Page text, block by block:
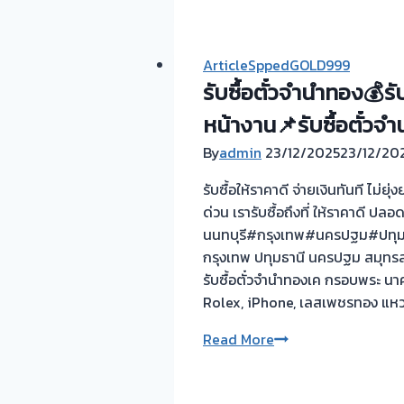
จบ
หน้า
📌
ผล
วัน
นี้➡️รับ
ซื้อ
ตั่ว
จำนำ
ทอง
กรุงเทพ
ทอง
💰
รับ
ไถ่ถอน
ถึง
จำนำ-
ร้าน
ทอง
ประเมิน
ตั๋ว
ฟรี
จ่าย
สด
ArticleSppedGOLD999
รับซื้อตั๋วจำนำทอง💰
หน้างาน📌รับซื้อตั๋วจ
Byadmin 23/12/202523/12/
รับซื้อให้ราคาดี จ่ายเงินทันที ไม่ยุ่
ด่วน เรารับซื้อถึงที่ ให้ราคาดี ปล
นนทบุรี#กรุงเทพ#นครปฐม#ปทุม
กรุงเทพ ปทุมธานี นครปฐม สมุท
รับซื้อตั๋วจำนำทองเค กรอบพระ น
Rolex, iPhone, เลสเพชรทอง แ
Read Moreรับ